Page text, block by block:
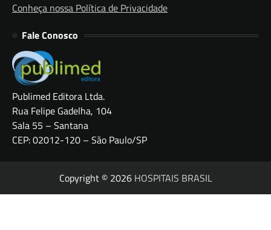
Conheça nossa Política de Privacidade
Fale Conosco
Publimed Editora Ltda.
Rua Felipe Gadelha, 104
Sala 55 – Santana
CEP: 02012-120 – São Paulo/SP
Copyright © 2026 HOSPITAIS BRASIL